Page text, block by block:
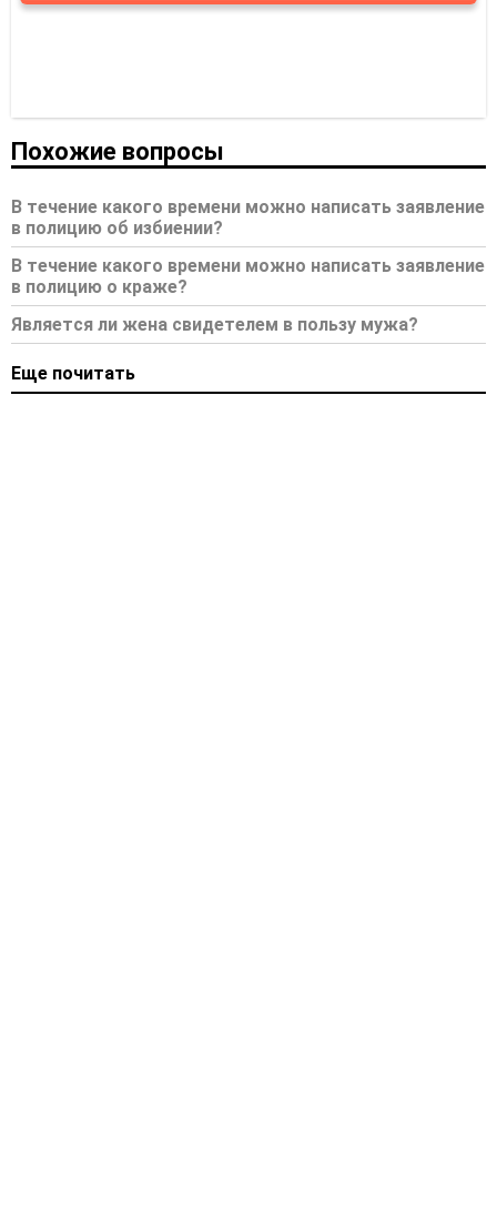
Похожие вопросы
В течение какого времени можно написать заявление
в полицию об избиении?
В течение какого времени можно написать заявление
в полицию о краже?
Является ли жена свидетелем в пользу мужа?
Еще почитать